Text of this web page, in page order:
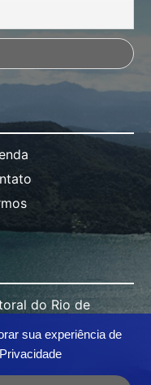
sua experiência de
do Rio de